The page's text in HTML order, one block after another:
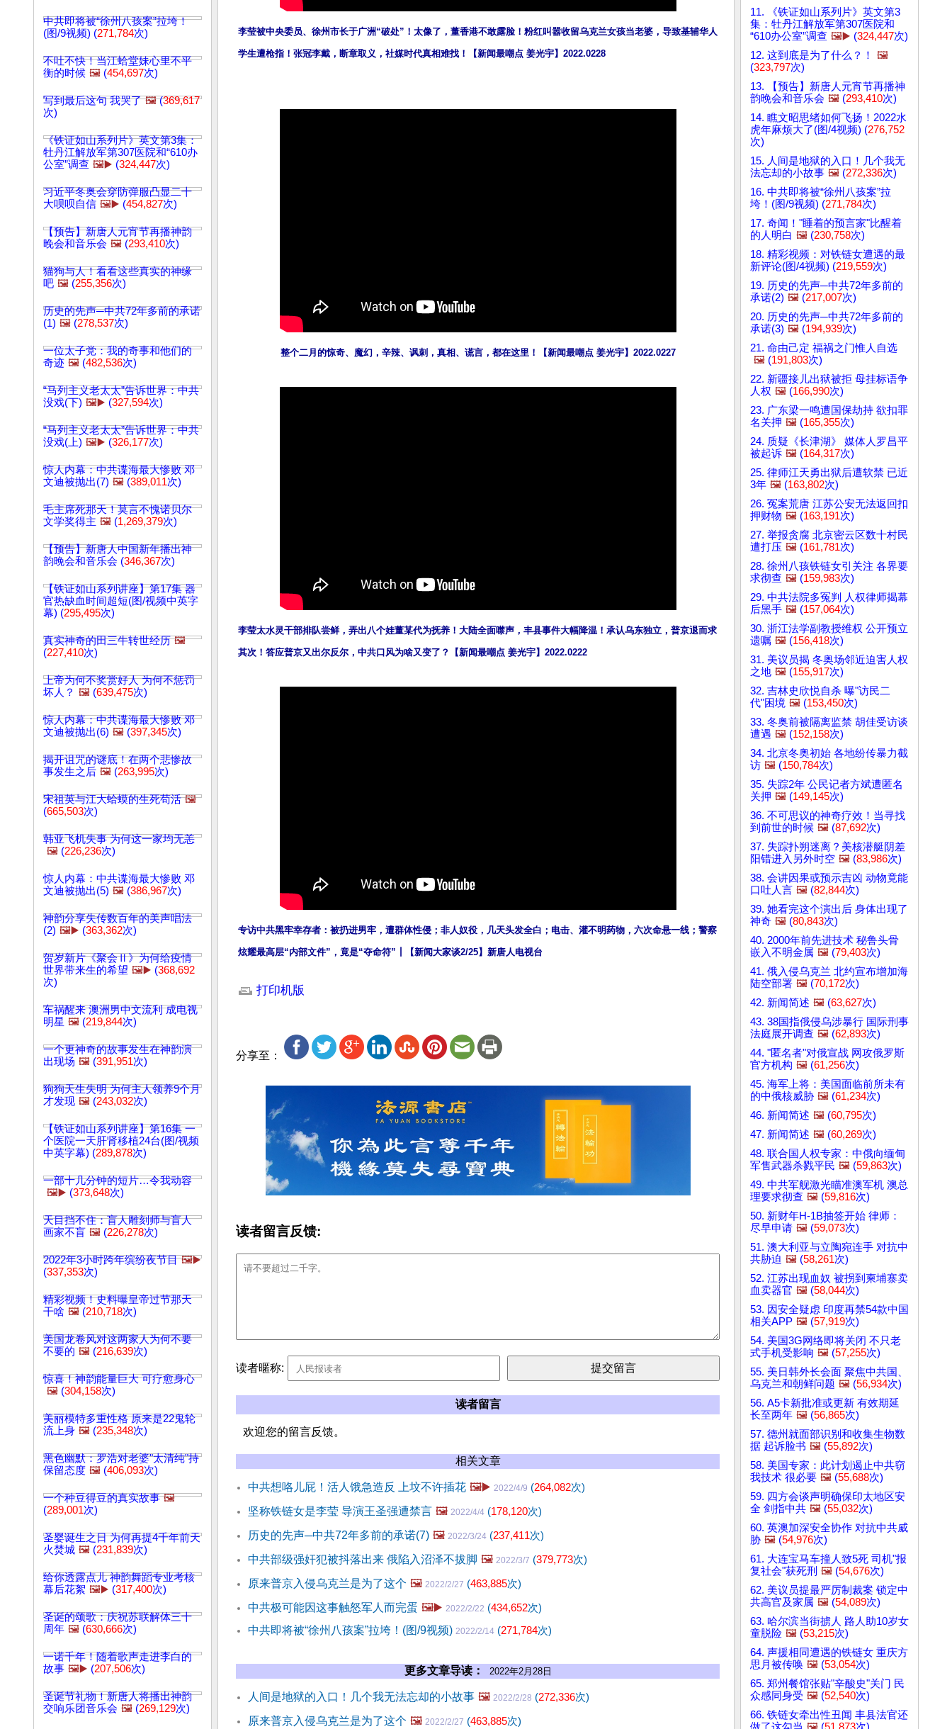
中共即将被“徐州八孩案”拉垮！
(图/9视频) (271,784次)
不吐不快！当江蛤堂妹心里不平
衡的时候 🖼️ (454,697次)
写到最后这句 我哭了 🖼️(369,617
次)
《铁证如山系列片》英文第3集：
牡丹江解放军第307医院和“610办
公室”调查 🖼️▶️ (324,447次)
习近平冬奥会穿防弹服凸显二十
大呗呗自信 🖼️▶️ (454,827次)
【预告】新唐人元宵节再播神韵
晚会和音乐会 🖼️ (293,410次)
猫狗与人！看看这些真实的神缘
吧 🖼️ (255,356次)
历史的先声─中共72年多前的承诺
(1) 🖼️ (278,537次)
一位太子党：我的奇事和他们的
奇迹 🖼️ (482,536次)
“马列主义老太太”告诉世界：中共
没戏(下) 🖼️▶️ (327,594次)
“马列主义老太太”告诉世界：中共
没戏(上) 🖼️▶️ (326,177次)
惊人内幕：中共谍海最大惨败 邓
文迪被抛出(7) 🖼️ (389,011次)
毛主席死那天！莫言不愧诺贝尔
文学奖得主 🖼️ (1,269,379次)
【预告】新唐人中国新年播出神
韵晚会和音乐会 (346,367次)
【铁证如山系列讲座】第17集 器
官热缺血时间超短(图/视频中英字
幕) (295,495次)
真实神奇的田三牛转世经历 🖼️
(227,410次)
上帝为何不奖赏好人 为何不惩罚
坏人？ 🖼️ (639,475次)
惊人内幕：中共谍海最大惨败 邓
文迪被抛出(6) 🖼️ (397,345次)
揭开诅咒的谜底！在两个悲惨故
事发生之后 🖼️ (263,995次)
宋祖英与江大蛤蟆的生死苟活 🖼️
(665,503次)
韩亚飞机失事 为何这一家均无恙
🖼️ (226,236次)
惊人内幕：中共谍海最大惨败 邓
文迪被抛出(5) 🖼️ (386,967次)
神韵分享失传数百年的美声唱法
(2) 🖼️▶️ (363,362次)
贺岁新片《聚会Ⅱ》为何给疫情
世界带来生的希望 🖼️▶️ (368,692
次)
车祸醒来 澳洲男中文流利 成电视
明星 🖼️ (219,844次)
一个更神奇的故事发生在神韵演
出现场 🖼️ (391,951次)
狗狗天生失明 为何主人领养9个月
才发现 🖼️ (243,032次)
【铁证如山系列讲座】第16集 一
个医院一天肝肾移植24台(图/视频
中英字幕) (289,878次)
一部十几分钟的短片…令我动容
🖼️▶️ (373,648次)
天目挡不住：盲人雕刻师与盲人
画家不盲 🖼️ (226,278次)
2022年3小时跨年缤纷夜节目 🖼️▶️
(337,353次)
精彩视频！史料曝皇帝过节那天
干啥 🖼️ (210,718次)
美国龙卷风对这两家人为何不要
不要的 🖼️ (216,639次)
惊喜！神韵能量巨大 可疗愈身心
🖼️ (304,158次)
美丽模特多重性格 原来是22鬼轮
流上身 🖼️ (235,348次)
黑色幽默：罗浩对老婆"太清纯"持
保留态度 🖼️ (406,093次)
一个种豆得豆的真实故事 🖼️
(289,001次)
圣婴诞生之日 为何再提4千年前天
火焚城 🖼️ (231,839次)
给你透露点儿 神韵舞蹈专业考核
幕后花絮 🖼️▶️ (317,400次)
圣诞的颂歌：庆祝苏联解体三十
周年 🖼️ (630,666次)
一诺千年！随着歌声走进李白的
故事 🖼️▶️ (207,506次)
圣诞节礼物！新唐人将播出神韵
交响乐团音乐会 🖼️ (269,129次)
李莹被中央委员、徐州市长于广洲“破处”！太像了，董香港不敢露脸！粉红叫嚣收留乌克兰女孩当老婆，导致基辅华人
学生遭枪指！张冠李戴，断章取义，社媒时代真相难找！【新闻最嘲点 姜光宇】2022.0228
整个二月的惊奇、魔幻，辛辣、讽刺，真相、谎言，都在这里！【新闻最嘲点 姜光宇】2022.0227
李莹太水灵干部排队尝鲜，弄出八个娃董某代为抚养！大陆全面噤声，丰县事件大幅降温！承认乌东独立，普京退而求
其次！答应普京又出尔反尔，中共口风为啥又变了？【新闻最嘲点 姜光宇】2022.0222
专访中共黑牢幸存者：被扔进男牢，遭群体性侵；非人奴役，几天头发全白；电击、灌不明药物，六次命悬一线；警察
炫耀最高层“内部文件”，竟是“夺命符”┃【新闻大家谈2/25】新唐人电视台
打印机版
分享至：
读者留言反馈:
读者暱称:
读者留言
欢迎您的留言反馈。
相关文章
中共想咯儿屁！活人饿急造反 上坟不许插花 🖼️▶️ 2022/4/9 (264,082次)
坚称铁链女是李莹 导演王圣强遭禁言 🖼️ 2022/4/4 (178,120次)
历史的先声─中共72年多前的承诺(7) 🖼️ 2022/3/24 (237,411次)
中共部级强奸犯被抖落出来 俄陷入沼泽不拔脚 🖼️ 2022/3/7 (379,773次)
原来普京入侵乌克兰是为了这个 🖼️ 2022/2/27 (463,885次)
中共极可能因这事触怒军人而完蛋 🖼️▶️ 2022/2/22 (434,652次)
中共即将被“徐州八孩案”拉垮！(图/9视频) 2022/2/14 (271,784次)
更多文章导读： 2022年2月28日
人间是地狱的入口！几个我无法忘却的小故事 🖼️ 2022/2/28 (272,336次)
原来普京入侵乌克兰是为了这个 🖼️ 2022/2/27 (463,885次)
11. 《铁证如山系列片》英文第3
集：牡丹江解放军第307医院和
“610办公室”调查 🖼️▶️ (324,447次)
12. 这到底是为了什么？！
🖼️
(323,797次)
13. 【预告】新唐人元宵节再播神
韵晚会和音乐会 🖼️ (293,410次)
14. 瞧文昭思绪如何飞扬！2022水
虎年麻烦大了(图/4视频) (276,752
次)
15. 人间是地狱的入口！几个我无
法忘却的小故事 🖼️ (272,336次)
16. 中共即将被“徐州八孩案”拉
垮！(图/9视频) (271,784次)
17. 奇闻！"睡着的预言家"比醒着
的人明白 🖼️ (230,758次)
18. 精彩视频：对铁链女遭遇的最
新评论(图/4视频) (219,559次)
19. 历史的先声─中共72年多前的
承诺(2) 🖼️ (217,007次)
20. 历史的先声─中共72年多前的
承诺(3) 🖼️ (194,939次)
21. 命由己定 福祸之门惟人自选
🖼️ (191,803次)
22. 新疆接儿出狱被拒 母挂标语争
人权 🖼️ (166,990次)
23. 广东梁一鸣遭国保劫持 欲扣罪
名关押 🖼️ (165,355次)
24. 质疑《长津湖》 媒体人罗昌平
被起诉 🖼️ (164,317次)
25. 律师江天勇出狱后遭软禁 已近
3年 🖼️ (163,802次)
26. 冤案荒唐 江苏公安无法返回扣
押财物 🖼️ (163,191次)
27. 举报贪腐 北京密云区数十村民
遭打压 🖼️ (161,781次)
28. 徐州八孩铁链女引关注 各界要
求彻查 🖼️ (159,983次)
29. 中共法院多冤判 人权律师揭幕
后黑手 🖼️ (157,064次)
30. 浙江法学副教授维权 公开预立
遗嘱 🖼️ (156,418次)
31. 美议员揭 冬奥场邻近迫害人权
之地 🖼️ (155,917次)
32. 吉林史欣悦自杀 曝"访民二
代"困境 🖼️ (153,450次)
33. 冬奥前被隔离监禁 胡佳受访谈
遭遇 🖼️ (152,158次)
34. 北京冬奥初始 各地纷传暴力截
访 🖼️ (150,784次)
35. 失踪2年 公民记者方斌遭匿名
关押 🖼️ (149,145次)
36. 不可思议的神奇疗效！当寻找
到前世的时候 🖼️ (87,692次)
37. 失踪扑朔迷离？美核潜艇阴差
阳错进入另外时空 🖼️ (83,986次)
38. 会讲因果或预示吉凶 动物竟能
口吐人言 🖼️ (82,844次)
39. 她看完这个演出后 身体出现了
神奇 🖼️ (80,843次)
40. 2000年前先进技术 秘鲁头骨
嵌入不明金属 🖼️ (79,403次)
41. 俄入侵乌克兰 北约宣布增加海
陆空部署 🖼️ (70,172次)
42. 新闻简述 🖼️ (63,627次)
43. 38国指俄侵乌涉暴行 国际刑事
法庭展开调查 🖼️ (62,893次)
44. "匿名者"对俄宣战 网攻俄罗斯
官方机构 🖼️ (61,256次)
45. 海军上将：美国面临前所未有
的中俄核威胁 🖼️ (61,234次)
46. 新闻简述 🖼️ (60,795次)
47. 新闻简述 🖼️ (60,269次)
48. 联合国人权专家：中俄向缅甸
军售武器杀戮平民 🖼️ (59,863次)
49. 中共军舰激光瞄准澳军机 澳总
理要求彻查 🖼️ (59,816次)
50. 新财年H-1B抽签开始 律师：
尽早申请 🖼️ (59,073次)
51. 澳大利亚与立陶宛连手 对抗中
共胁迫 🖼️ (58,261次)
52. 江苏出现血奴 被拐到柬埔寨卖
血卖器官 🖼️ (58,044次)
53. 因安全疑虑 印度再禁54款中国
相关APP 🖼️ (57,919次)
54. 美国3G网络即将关闭 不只老
式手机受影响 🖼️ (57,255次)
55. 美日韩外长会面 聚焦中共国、
乌克兰和朝鲜问题 🖼️ (56,934次)
56. A5卡新批准或更新 有效期延
长至两年 🖼️ (56,865次)
57. 德州就面部识别和收集生物数
据 起诉脸书 🖼️ (55,892次)
58. 美国专家：此计划遏止中共窃
我技术 很必要 🖼️ (55,688次)
59. 四方会谈声明确保印太地区安
全 剑指中共 🖼️ (55,032次)
60. 英澳加深安全协作 对抗中共威
胁 🖼️ (54,976次)
61. 大连宝马车撞人致5死 司机"报
复社会"获死刑 🖼️ (54,676次)
62. 美议员提最严厉制裁案 锁定中
共高官及家属 🖼️ (54,089次)
63. 哈尔滨当街掳人 路人助10岁女
童脱险 🖼️ (53,215次)
64. 声援相同遭遇的铁链女 重庆方
思月被传唤 🖼️ (53,054次)
65. 郑州餐馆张贴"辛酸史"关门 民
众感同身受 🖼️ (52,540次)
66. 铁链女牵出性丑闻 丰县法官还
做了这勾当 🖼️ (51,873次)